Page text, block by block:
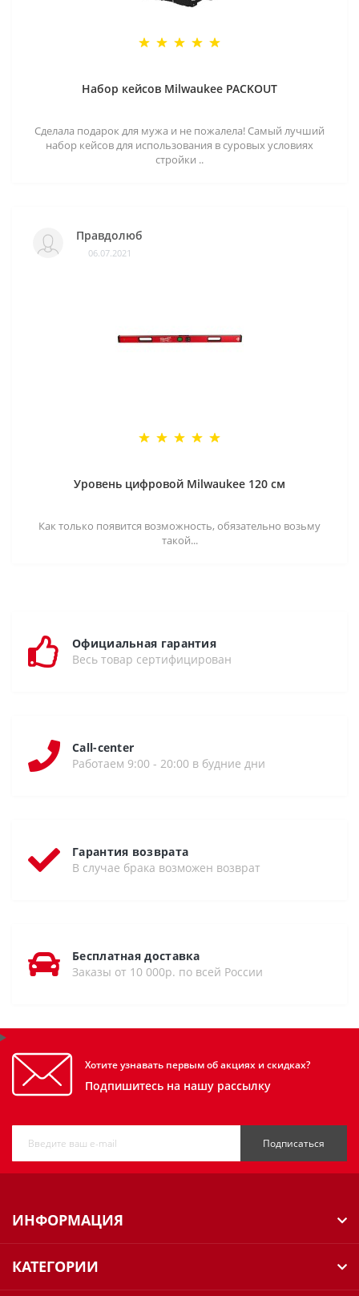
Набор кейсов Milwaukee PACKOUT
Сделала подарок для мужа и не пожалела! Самый лучший
набор кейсов для использования в суровых условиях
стройки ..
Правдолюб
06.07.2021
Уровень цифровой Milwaukee 120 см
Как только появится возможность, обязательно возьму
такой...
Официальная гарантия
Весь товар сертифицирован
Call-center
Работаем 9:00 - 20:00 в будние дни
Гарантия возврата
В случае брака возможен возврат
Бесплатная доставка
Заказы от 10 000р. по всей России
Хотите узнавать первым об акциях и скидках?
Подпишитесь на нашу рассылку
Подписаться
ИНФОРМАЦИЯ
КАТЕГОРИИ